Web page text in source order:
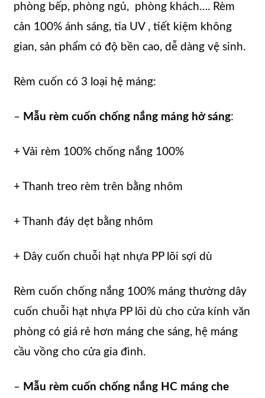
phòng bếp, phòng ngủ, phòng khách…. Rèm
cản 100% ánh sáng, tia UV , tiết kiệm không
gian, sản phẩm có độ bền cao, dễ dàng vệ sinh.
Rèm cuốn có 3 loại hệ máng:
– Mẫu rèm cuốn chống nắng máng hở sáng:
+ Vải rèm 100% chống nắng 100%
+ Thanh treo rèm trên bằng nhôm
+ Thanh đáy dẹt bằng nhôm
+ Dây cuốn chuỗi hạt nhựa PP lõi sợi dù
Rèm cuốn chống nắng 100% máng thường dây
cuốn chuỗi hạt nhựa PP lõi dù cho cửa kính văn
phòng có giá rẻ hơn máng che sáng, hệ máng
cầu vồng cho cửa gia đình.
– Mẫu rèm cuốn chống nắng HC máng che